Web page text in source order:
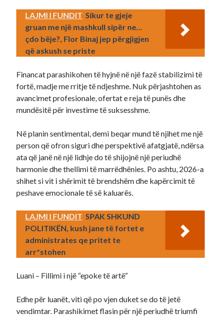
LAJMI I FUNDIT Sikur te gjeje
gruan me një mashkull sipër ne…
çdo bëje?, Flor Binaj jep përgjigjen
që askush se priste
Financat parashikohen të hyjnë në një fazë stabilizimi të
fortë, madje me rritje të ndjeshme. Nuk përjashtohen as
avancimet profesionale, ofertat e reja të punës dhe
mundësitë për investime të suksesshme.
Në planin sentimental, demi beqar mund të njihet me një
person që ofron siguri dhe perspektivë afatgjatë, ndërsa
ata që janë në një lidhje do të shijojnë një periudhë
harmonie dhe thellimi të marrëdhënies. Po ashtu, 2026-a
shihet si vit i shërimit të brendshëm dhe kapërcimit të
peshave emocionale të së kaluarës.
LAJMI I FUNDIT SPAK SHKUND
POLITIKËN, kush jane të fortet e
administrates qe pritet te
arr*stohen
Luani – Fillimi i një “epoke të artë”
Edhe për luanët, viti që po vjen duket se do të jetë
vendimtar. Parashikimet flasin për një periudhë triumfi